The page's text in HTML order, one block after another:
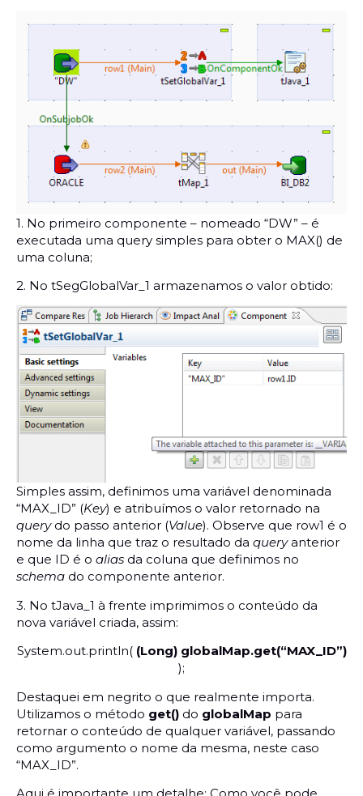
1. No primeiro componente – nomeado “DW” – é
executada uma query simples para obter o MAX() de
uma coluna;
2. No tSegGlobalVar_1 armazenamos o valor obtido:
Simples assim, definimos uma variável denominada
“MAX_ID” (Key) e atribuímos o valor retornado na
querydo passo anterior (Value). Observe que row1 é o
nome da linha que traz o resultado da queryanterior
e que ID é o alias da coluna que definimos no
schema do componente anterior.
3. No tJava_1 à frente imprimimos o conteúdo da
nova variável criada, assim:
System.out.println( (Long) globalMap.get(“MAX_ID”)
);
Destaquei em negrito o que realmente importa.
Utilizamos o método get() do globalMap para
retornar o conteúdo de qualquer variável, passando
como argumento o nome da mesma, neste caso
“MAX_ID”.